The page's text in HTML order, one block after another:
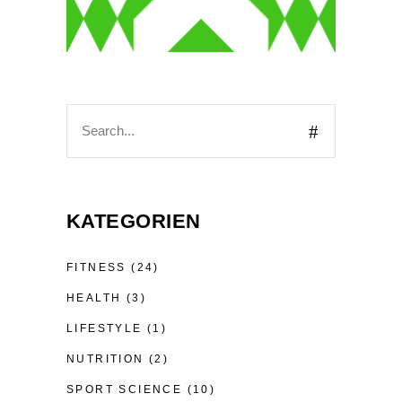
for:
KATEGORIEN
FITNESS (24)
HEALTH (3)
LIFESTYLE (1)
NUTRITION (2)
SPORT SCIENCE (10)